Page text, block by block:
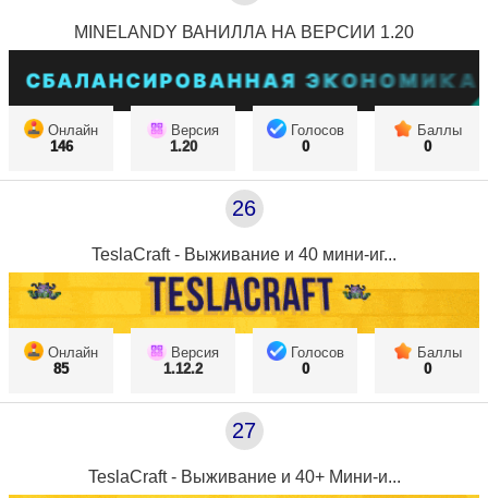
MINELANDY ВАНИЛЛА НА ВЕРСИИ 1.20
Онлайн
146
Версия
1.20
Голосов
0
Баллы
0
26
TeslaCraft - Выживание и 40 мини-иг...
Онлайн
85
Версия
1.12.2
Голосов
0
Баллы
0
27
TeslaCraft - Выживание и 40+ Мини-и...